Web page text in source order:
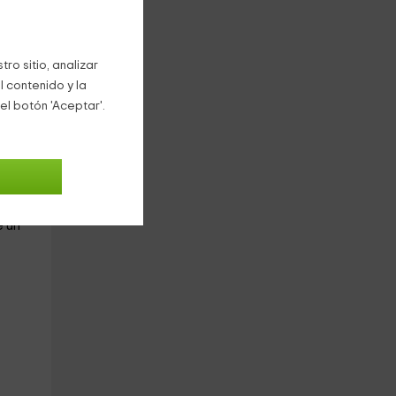
sitio, analizar
contenido y la
botón 'Aceptar'.
un